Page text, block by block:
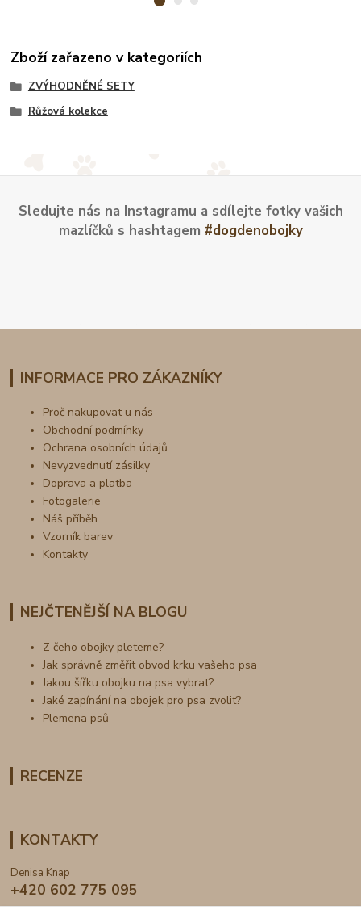
Zboží zařazeno v kategoriích
ZVÝHODNĚNÉ SETY
Růžová kolekce
Sledujte nás na Instagramu a sdílejte fotky vašich
mazlíčků s hashtagem #dogdenobojky
INFORMACE PRO ZÁKAZNÍKY
Proč nakupovat u nás
Obchodní podmínky
Ochrana osobních údajů
Nevyzvednutí zásilky
Doprava a platba
Fotogalerie
Náš příběh
Vzorník barev
Kontakty
NEJČTENĚJŠÍ NA BLOGU
Z čeho obojky pleteme?
Jak správně změřit obvod krku vašeho psa
Jakou šířku obojku na psa vybrat?
Jaké zapínání na obojek pro psa zvolit?
Plemena psů
RECENZE
KONTAKTY
Denisa Knap
+420 602 775 095